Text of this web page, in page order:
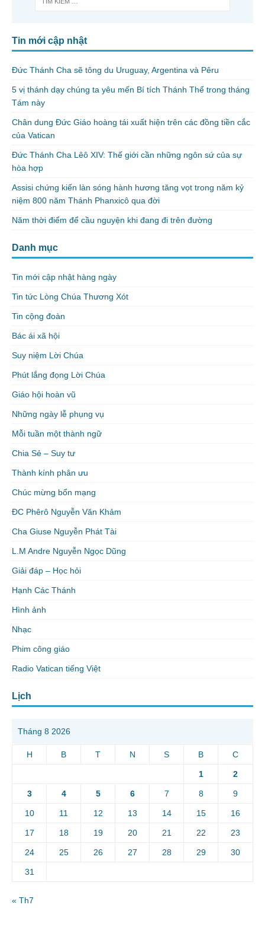
Tin mới cập nhật
Đức Thánh Cha sẽ tông du Uruguay, Argentina và Pêru
5 vị thánh dạy chúng ta yêu mến Bí tích Thánh Thể trong tháng
Tám này
Chân dung Đức Giáo hoàng tái xuất hiện trên các đồng tiền cắc
của Vatican
Đức Thánh Cha Lêô XIV: Thế giới cần những ngôn sứ của sự
hòa hợp
Assisi chứng kiến làn sóng hành hương tăng vọt trong năm kỷ
niệm 800 năm Thánh Phanxicô qua đời
Năm thời điểm để cầu nguyện khi đang đi trên đường
Danh mục
Tin mới cập nhật hàng ngày
Tin tức Lòng Chúa Thương Xót
Tin cộng đoàn
Bác ái xã hội
Suy niệm Lời Chúa
Phút lắng đọng Lời Chúa
Giáo hội hoàn vũ
Những ngày lễ phụng vụ
Mỗi tuần một thành ngữ
Chia Sẻ – Suy tư
Thành kính phân ưu
Chúc mừng bổn mạng
ĐC Phêrô Nguyễn Văn Khảm
Cha Giuse Nguyễn Phát Tài
L.M Andre Nguyễn Ngọc Dũng
Giải đáp – Học hỏi
Hạnh Các Thánh
Hình ảnh
Nhạc
Phim công giáo
Radio Vatican tiếng Việt
Lịch
Tháng 8 2026
H B T N S B C
1 2
3 4 5 6 7 8 9
10 11 12 13 14 15 16
17 18 19 20 21 22 23
24 25 26 27 28 29 30
31
« Th7